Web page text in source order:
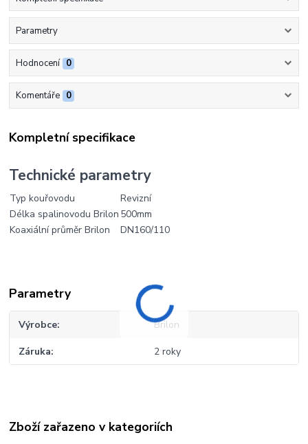
Parametry
Hodnocení 0
Komentáře 0
Kompletní specifikace
Technické parametry
Typ kouřovodu
Revizní
Délka spalinovodu Brilon 500mm
Koaxiální průměr Brilon
DN160/110
Parametry
Výrobce Brilon
Záruka 2 roky
Zboží zařazeno v kategoriích